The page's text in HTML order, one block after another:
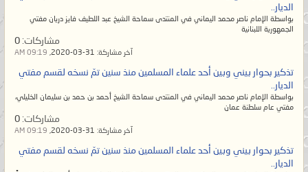
الضعيف فلا يبقى من الإسلام إلا اسم
لهم ومن القرآن إلا رسمه بين أيديهم
ويتخذونه مهجوراً بحجّة أنه لا يعلمُ
تأويله إلا الله! وإنما يقصد المٌتشابه.
ولكنهم معرضون عن آياته المحكمات
الواضحات البيِّنات أمّ الكتاب لا يزيغ
عنهنّ فيتبع ظاهر المُتشابه إلا من في
قلبه زيغٌ عن الحقّ.
الديار..
بواسطة الإمام ناصر محمد اليماني في المنتدى سماحة الشيخ عبد اللطيف فايز دريان مفتي
الجمهورية اللبنانية
مشاركات:
آخر مشاركة: 09:19 AM
تذكير بحوار بيني وبين أحد علماء المسلمين منذ سنين تمّ نسخه لقسم مفتي
الديار..
بواسطة الإمام ناصر محمد اليماني في المنتدى سماحة الشيخ أحمد بن حمد بن سليمان الخليلي،
مفتي عام سلطنة عمان
مشاركات:
آخر مشاركة: 09:19 AM
تذكير بحوار بيني وبين أحد علماء المسلمين منذ سنين تمّ نسخه لقسم مفتي
الديار..